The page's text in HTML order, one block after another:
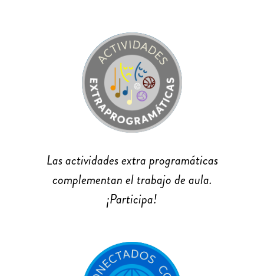
Las actividades extra programáticas
complementan el trabajo de aula.
¡Participa!